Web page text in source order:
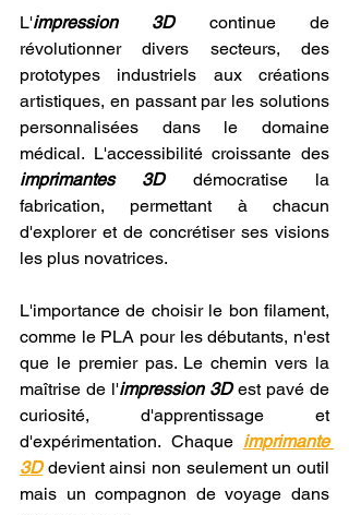
L'impression 3D continue de
révolutionner divers secteurs, des
prototypes industriels aux créations
artistiques, en passant par les solutions
personnalisées dans le domaine
imprimantes 3D démocratise la
fabrication, permettant à chacun
d'explorer et de concrétiser ses visions
les plus novatrices.
L'importance de choisir le bon filament,
comme le PLA pour les débutants, n'est
que le premier pas. Le chemin vers la
maîtrise de l'impression 3D est pavé de
curiosité, d'apprentissage et
d'expérimentation. Chaque imprimante
3D devient ainsi non seulement un outil
mais un compagnon de voyage dans